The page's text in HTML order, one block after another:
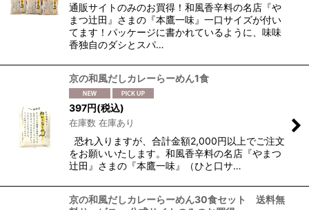
通販サイトのみのお買得！和風香辛料の名店『や
まつ辻田』さまの『本鷹一味』一口サイズが付い
てます！パッケージに書かれているように、味味
香独自のダシとスパ…
京の和風だしカレーらーめん1食
397円(税込)
在庫数 在庫あり
恐れ入りますが、合計金額2,000円以上でご注文
をお願いいたします。和風香辛料の名店『やまつ
辻田』さまの『本鷹一味』（ひと口サ…
京の和風だしカレーらーめん30食セット 送料無